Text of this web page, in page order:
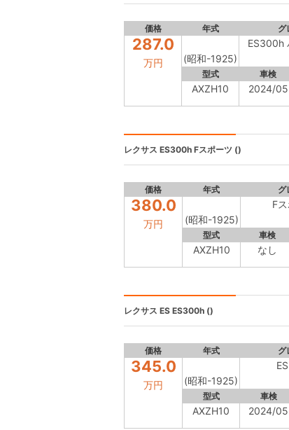
価格 年式 グ
287.0
万円 (昭和-1925)
ES300h
型式 車検
AXZH10 2024/05
レクサス ES300h Fスポーツ ()
価格 年式 グ
380.0
万円 (昭和-1925)
F
型式 車検
AXZH10 なし
レクサス ES ES300h ()
価格 年式 グ
345.0
万円 (昭和-1925)
型式 車検
AXZH10 2024/05